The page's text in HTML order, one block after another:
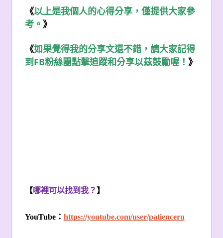
《以上是我個人的心得分享，僅提供大家參
考。 》
《如果覺得我的分享文還不錯，請大家記得
到 FB粉絲團點擊追蹤和分享以茲鼓勵喔！ 》
【哪裡可以找到我？ 】
YouTube： https://youtube.com/user/patienceru